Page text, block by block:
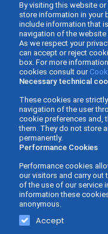
Gabinete Asesor
2026 -
Privacy policy
By visiting this website
store information in your
include information that
navigation of the
As we respect your
can accept or reject
box. For more
cookies consult our
Necessary technical
These cookies are
navigation of the user
cookie preferences and,
them. They do not store
permanently.
Performance Cookies
Performance cookies
our visitors and carry out
of the use of our service
information these
anonymous.
Accept